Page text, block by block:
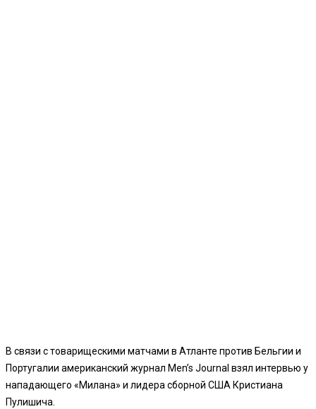
В связи с товарищескими матчами в Атланте против Бельгии и
Португалии американский журнал Men’s Journal взял интервью у
нападающего «Милана» и лидера сборной США Кристиана
Пулишича.